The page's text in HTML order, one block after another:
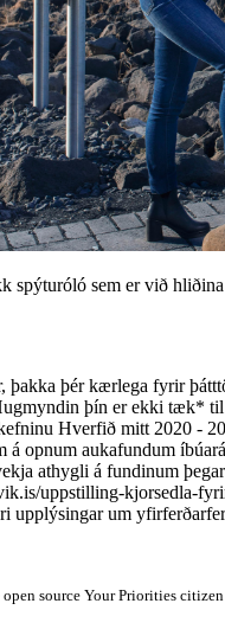
spýturóló sem er við
þér kærlega fyrir
þín er ekki tæk* til
Hverfið mitt 2020 -
á opnum aukafundum
athygli á fundinum
uppstilling-kjorsedla-
upplýsingar um
source Your Priorities